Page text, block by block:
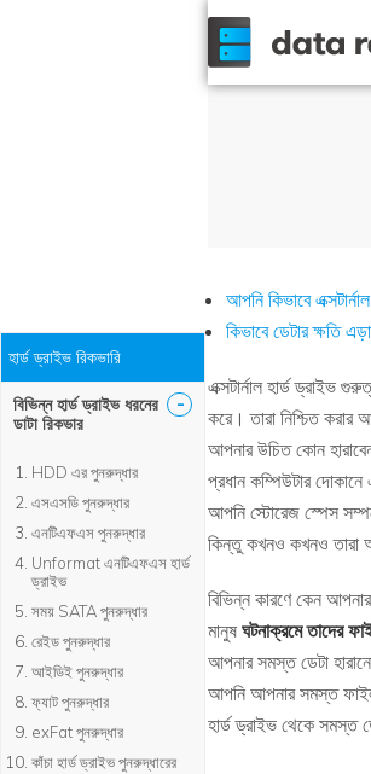
আপনি কিভাবে
কিভাবে ডেটার ক্ষতি
এক্সটার্নাল হার্ড ড্রাইভ
করে। তারা নিশ্চিত
আপনার উচিত কোন
প্রধান কম্পিউটার
আপনি স্টোরেজ স্পেস
কিন্তু কখনও কখনও তারা
বিভিন্ন কারণে কেন
মানুষ ঘটনাক্রমে তাদের
আপনার সমস্ত ডেটা
আপনি আপনার সমস্ত ফাইল
হার্ড ড্রাইভ থেকে সমস্ত
হার্ড ড্রাইভ রিকভারি
বিভিন্ন হার্ড ড্রাইভ ধরনের
ডাটা রিকভার
-
HDD এর পুনরুদ্ধার
এসএসডি পুনরুদ্ধার
এনটিএফএস পুনরুদ্ধার
Unformat এনটিএফএস হার্ড
ড্রাইভ
সময় SATA পুনরুদ্ধার
রেইড পুনরুদ্ধার
আইডিই পুনরুদ্ধার
ফ্যাট পুনরুদ্ধার
exFat পুনরুদ্ধার
কাঁচা হার্ড ড্রাইভ পুনরুদ্ধারের